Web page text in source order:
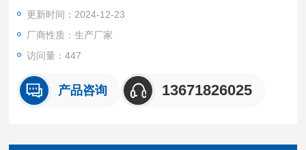
更新时间：2024-12-23
厂商性质：生产厂家
访问量：447
产品咨询 13671826025